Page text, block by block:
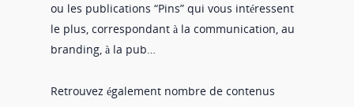
ou les publications “Pins” qui vous intéressent
le plus, correspondant à la communication, au
branding, à la pub…
Retrouvez également nombre de contenus